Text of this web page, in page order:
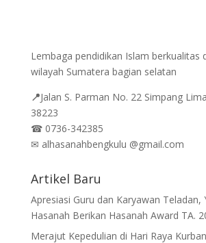
Lembaga pendidikan Islam berkualitas
wilayah Sumatera bagian selatan
📍Jalan S. Parman No. 22 Simpang
38223
☎0736-342385
✉ alhasanahbengkulu @gmail.com
Artikel Baru
Apresiasi Guru dan Karyawan Teladan,
Hasanah Berikan Hasanah Award TA.
Merajut Kepedulian di Hari Raya